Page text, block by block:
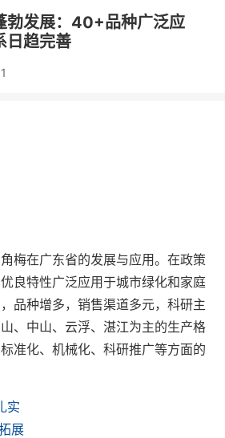
勃发展：40+品种广泛应
日趋完善
梅在广东省的发展与应用。在政策
良特性广泛应用于城市绿化和家庭
品种增多，销售渠道多元，科研主
、中山、云浮、湛江为主的生产格
准化、机械化、科研推广等方面的
实
展